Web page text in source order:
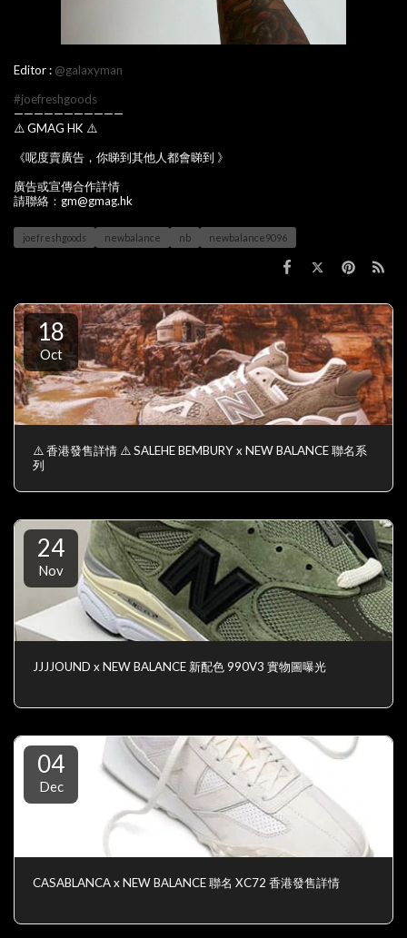
Editor : @galaxyman
#joefreshgoods
———————————
⚠️ GMAG HK ⚠️
《呢度賣廣告，你睇到其他人都會睇到 》
廣告或宣傳合作詳情
請聯絡：gm@gmag.hk
joefreshgoods newbalance nb newbalance9096
18
Oct
⚠️ 香港發售詳情 ⚠️ SALEHE BEMBURY x NEW BALANCE 聯名系
列
24
Nov
JJJJOUND x NEW BALANCE 新配色 990V3 實物圖曝光
04
Dec
CASABLANCA x NEW BALANCE 聯名 XC72 香港發售詳情